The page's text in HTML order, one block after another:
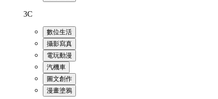
3C
數位生活
攝影寫真
電玩動漫
汽機車
圖文創作
漫畫塗鴉